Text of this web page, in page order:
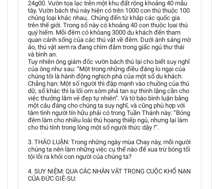
24g00. Vườn tọa lạc trên một khu đất rộng khoảng 40 mẫu
tây. Vườn bách thú này hiện có trên 1000 con thú thuộc 100
chủng loại khác nhau,. Chúng đến từ khắp các quốc gia
trên thế giới. Trong số này có khoảng 40 con thuộc lọai thú
quý hiếm. Mỗi đêm có khỏang 3000 du khách đến tham
quan cảnh sống của các thú vật về đêm. Dưới ánh sáng mờ
ảo, thú vật xem ra đang chìm đắm trong giấc ngủ thư thái
và bình an.
Tuy nhiên ông giám đốc vườn bách thú lại cho biết suy nghĩ
của ông như sau: “Một trong những điều đáng lo ngại của
chúng tôi là hành động nghịch phá của một số du khách.
Chẳng hạn: Một số người thì đập mạnh vào chuồng của thú
dữ, số khác thì la lối om sòm phá tan sự thinh lặng cần cho
việc thưởng lãm vẻ đẹp tự nhiên”. Và tờ báo bình luận bằng
một câu đáng cho chúng ta suy nghĩ, và cũng phù hợp với
tâm tình người tín hữu phải có trong Tuần Thánh này: “Bóng
đêm làm cho nhiều loài thú hoang thiếp ngủ, nhưng lại làm
cho thú tính trong lòng một số người thức dậy !”.
3. THẢO LUẬN: Trong những ngày mùa Chay này, mỗi người
chúng ta nên làm những việc cụ thể nào để xua trừ bóng tối
tội lỗi ra khỏi con người của chúng ta?
4. SUY NIỆM: QUA CÁC NHÂN VẬT TRONG CUỘC KHỔ NẠN
CỦA ĐỨC GIÊ-SU: